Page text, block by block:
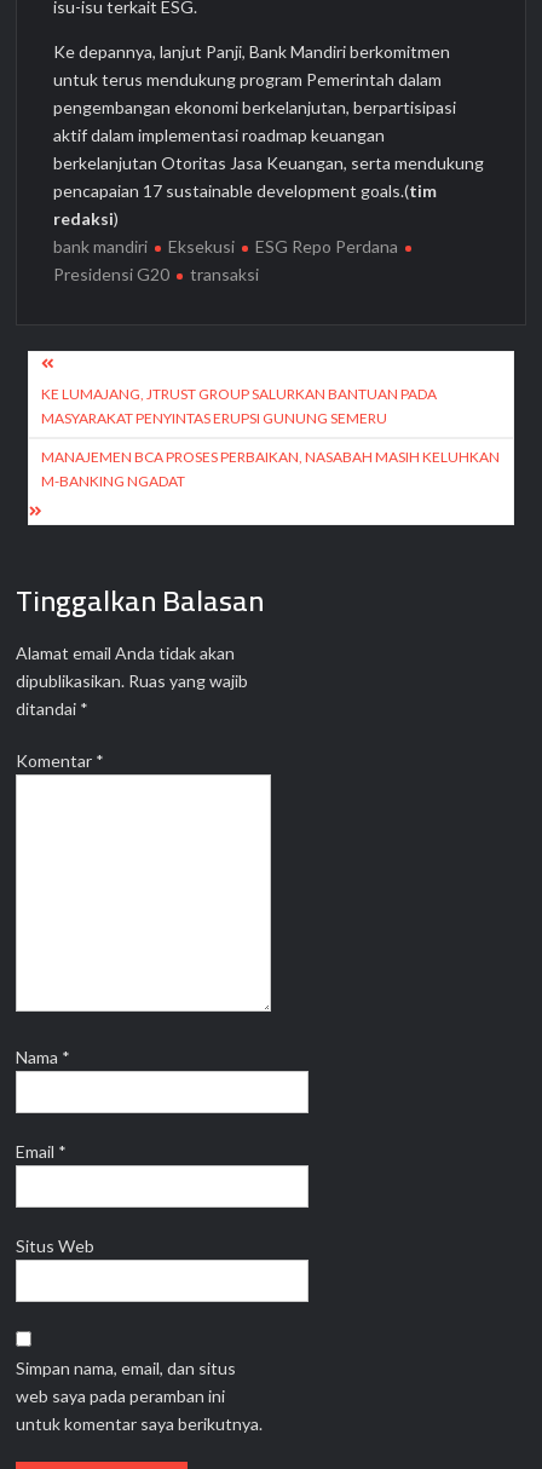
isu-isu terkait ESG.
Ke depannya, lanjut Panji, Bank Mandiri berkomitmen
untuk terus mendukung program Pemerintah dalam
pengembangan ekonomi berkelanjutan, berpartisipasi
aktif dalam implementasi roadmap keuangan
berkelanjutan Otoritas Jasa Keuangan, serta mendukung
pencapaian 17 sustainable development goals.(tim
redaksi)
bank mandiri
Eksekusi
ESG Repo Perdana
Presidensi G20
transaksi
Navigasi
pos
KE LUMAJANG, JTRUST GROUP SALURKAN BANTUAN PADA
MASYARAKAT PENYINTAS ERUPSI GUNUNG SEMERU
MANAJEMEN BCA PROSES PERBAIKAN, NASABAH MASIH KELUHKAN
M-BANKING NGADAT
Tinggalkan Balasan
Alamat email Anda tidak akan
dipublikasikan. Ruas yang wajib
ditandai *
Komentar *
Nama *
Email *
Situs Web
Simpan nama, email, dan situs
web saya pada peramban ini
untuk komentar saya berikutnya.